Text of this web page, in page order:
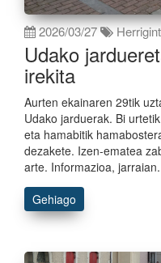
2026/03/27
Udako
irekita
Aurten ekainaren 29tik
Udako jarduerak. Bi
eta hamabitik
dezakete. Izen-ematea
arte. Informazioa, jarraian.
Gehiago